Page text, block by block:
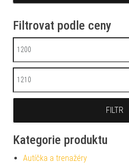
Filtrovat podle ceny
Minimální cena
Maximální cena
FILTR
Kategorie produktu
Autíčka a trenažéry